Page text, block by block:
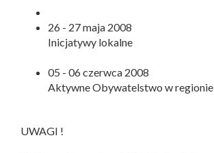
26 - 27 maja 2008
Inicjatywy lokalne
05 - 06 czerwca 2008
Aktywne Obywatelstwo w regionie
UWAGI !